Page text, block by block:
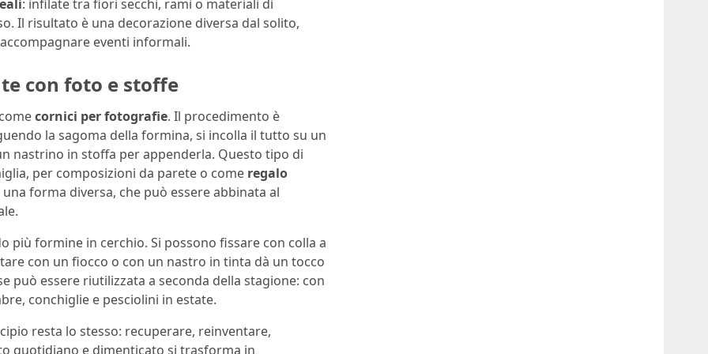
: infilate tra fiori secchi, rami o materiali di
Il risultato è una decorazione diversa dal solito,
eventi informali.
con foto e stoffe
cornici per fotografie. Il procedimento è
la sagoma della formina, si incolla il tutto su un
nastrino in stoffa per appenderla. Questo tipo di
per composizioni da parete o come regalo
forma diversa, che può essere abbinata al
più formine in cerchio. Si possono fissare con colla a
con un fiocco o con un nastro in tinta dà un tocco
può essere riutilizzata a seconda della stagione: con
conchiglie e pesciolini in estate.
resta lo stesso: recuperare, reinventare,
quotidiano e dimenticato si trasforma in